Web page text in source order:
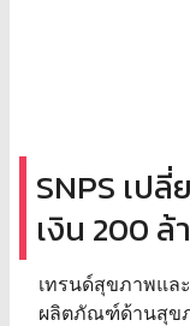
SNPS เป
เงิน 200 ล้
เทรนด์สุขภาพแล
ผลิตภัณฑ์ด้านสุขภ